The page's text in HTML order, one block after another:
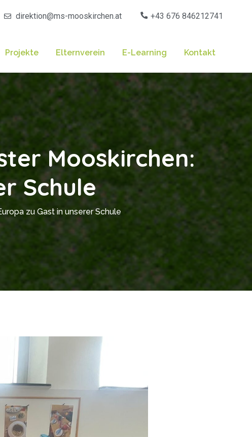
direktion@ms-mooskirchen.at +43 676 846212741
Projekte Elternverein E-Learning Kontakt
Mooskirchen:
Schule
zu Gast in unserer Schule